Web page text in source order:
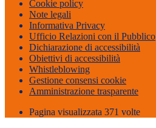
Cookie policy
Note legali
Informativa Privacy
Ufficio Relazioni con il Pubblico
Dichiarazione di accessibilità
Obiettivi di accessibilità
Whistleblowing
Gestione consensi cookie
Amministrazione trasparente
Pagina visualizzata 371 volte